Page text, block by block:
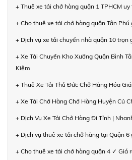
+ Thuê xe tải chở hàng quận 1 TPHCM
+ Cho thuê xe tải chở hàng quận Tân
+ Dịch vụ xe tải chuyển nhà quận 10 trọn
+ Xe Tải Chuyển Kho Xưởng Quận Bình
Kiệm
+ Thuê Xe Tải Thủ Đức Chở Hàng Hóa
+ Xe Tải Chở Hàng Chở Hàng Huyện Củ
+ Dịch Vụ Xe Tải Chở Hàng Đi Tỉnh |
+ Dịch vụ thuê xe tải chở hàng tại Quận 6
+ Cho thuê xe tải chở hàng quận 4 ✓ Giá